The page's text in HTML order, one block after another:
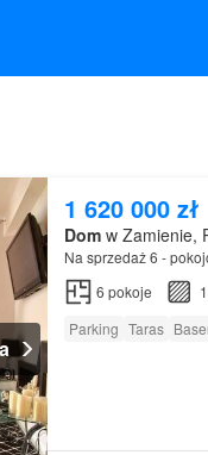
1 620 000 zł
Domw Zamienie,
Na sprzedaż 6 -
6 pokoje
Parking Taras